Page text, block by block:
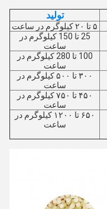
تولید
۵ تا ۲۰ کیلوگرم در ساعت
25 تا 150 کیلوگرم در
ساعت
100 تا 280 کیلوگرم در
ساعت
۳۰۰ تا ۵۰۰ کیلوگرم در
ساعت
۴۵۰ تا ۷۵۰ کیلوگرم در
ساعت
۶۵۰ تا ۱۲۰۰ کیلوگرم در
ساعت